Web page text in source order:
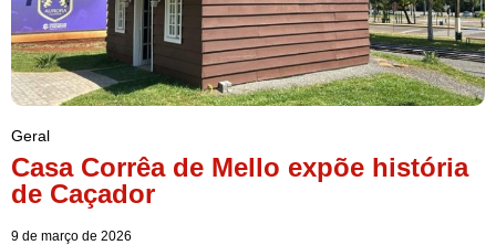
Geral
Casa Corrêa de Mello expõe história
de Caçador
9 de março de 2026